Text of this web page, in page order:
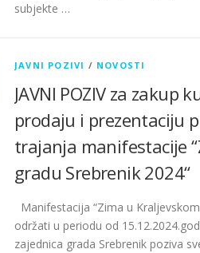
subjekte …
JAVNI POZIVI / NOVOSTI
JAVNI POZIV za zakup
prodaju i prezentaciju
trajanja manifestacije
gradu Srebrenik 2024“
Manifestacija “Zima u
održati u periodu od
zajednica grada Srebrenik poziva